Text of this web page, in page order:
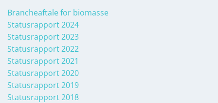
Brancheaftale for biomasse
Statusrapport 2024
Statusrapport 2023
Statusrapport 2022
Statusrapport 2021
Statusrapport 2020
Statusrapport 2019
Statusrapport 2018